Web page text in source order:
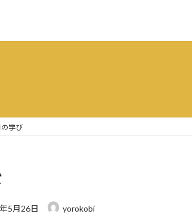
学び
5月26日 yorokobi